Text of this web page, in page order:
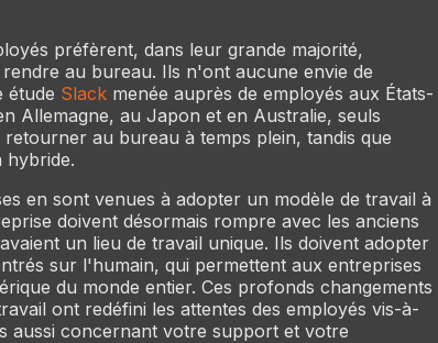
préfèrent, dans leur grande majorité,
au bureau. Ils n'ont aucune envie de
étude Slack menée auprès de employés aux États-
Allemagne, au Japon et en Australie, seuls
au bureau à temps plein, tandis que
hybride.
en sont venues à adopter un modèle de travail à
doivent désormais rompre avec les anciens
un lieu de travail unique. Ils doivent adopter
sur l'humain, qui permettent aux entreprises
du monde entier. Ces profonds changements
ont redéfini les attentes des employés vis-à-
aussi concernant votre support et votre